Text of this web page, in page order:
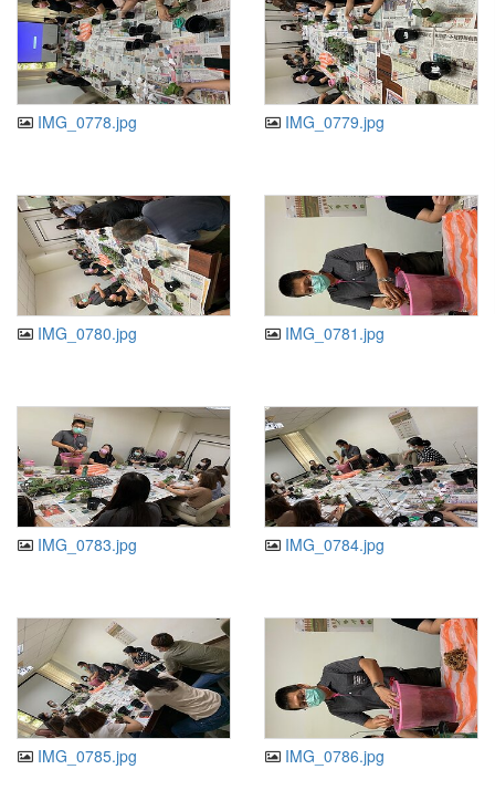
IMG_0778.jpg IMG_0779.jpg
IMG_0780.jpg IMG_0781.jpg
IMG_0783.jpg IMG_0784.jpg
IMG_0785.jpg IMG_0786.jpg